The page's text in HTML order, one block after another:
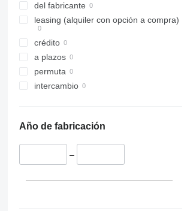
del fabricante
leasing (alquiler con opción a compra)
crédito
a plazos
permuta
intercambio
Año de fabricación
–